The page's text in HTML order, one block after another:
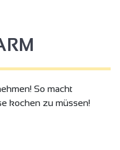
So macht
kochen zu müssen!